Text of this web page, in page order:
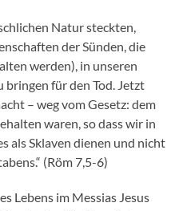
Natur steckten,
der Sünden, die
werden), in unseren
bringen für den Tod. Jetzt
– weg vom Gesetz: dem
waren, so dass wir in
als Sklaven dienen und nicht
(Röm 7,5-6)
Lebens im Messias Jesus